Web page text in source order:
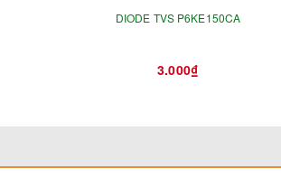
DIODE TVS P6KE150CA
3.000₫